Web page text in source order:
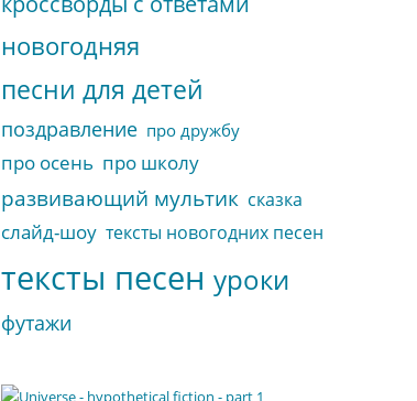
новогодняя
песни для детей
поздравление про дружбу
про осень про школу
развивающий мультик сказка
слайд-шоу тексты новогодних песен
тексты песен уроки
футажи